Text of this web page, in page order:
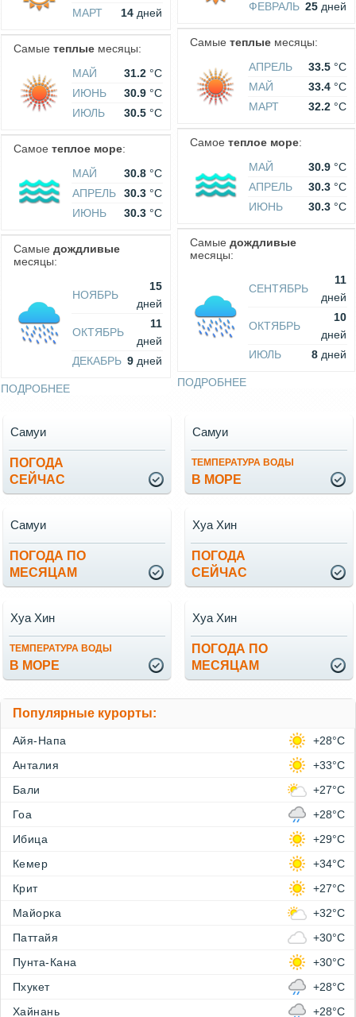
МАРТ 14 дней
Самые теплые месяцы:
МАЙ
31.2 °C
ИЮНЬ
30.9 °C
ИЮЛЬ
30.5 °C
Самое теплое море:
МАЙ
30.8 °C
АПРЕЛЬ
30.3 °C
ИЮНЬ
30.3 °C
Самые дождливые
месяцы:
НОЯБРЬ
15
дней
ОКТЯБРЬ
11
дней
ДЕКАБРЬ 9 дней
ПОДРОБНЕЕ
ФЕВРАЛЬ 25 дней
Самые теплые месяцы:
АПРЕЛЬ
33.5 °C
МАЙ
33.4 °C
МАРТ
32.2 °C
Самое теплое море:
МАЙ
30.9 °C
АПРЕЛЬ
30.3 °C
ИЮНЬ
30.3 °C
Самые дождливые
месяцы:
СЕНТЯБРЬ
11
дней
ОКТЯБРЬ
10
дней
ИЮЛЬ
8 дней
ПОДРОБНЕЕ
ПОГОДА
СЕЙЧАС
Самуи
ТЕМПЕРАТУРА ВОДЫ
В МОРЕ
Самуи
ПОГОДА ПО
МЕСЯЦАМ
Самуи
ПОГОДА
СЕЙЧАС
Хуа Хин
ТЕМПЕРАТУРА ВОДЫ
В МОРЕ
Хуа Хин
ПОГОДА ПО
МЕСЯЦАМ
Хуа Хин
Популярные курорты:
Айя-Напа
+28°C
Анталия
+33°C
Бали
+27°C
Гоа
+28°C
Ибица
+29°C
Кемер
+34°C
Крит
+27°C
Майорка
+32°C
Паттайя
+30°C
Пунта-Кана
+30°C
Пхукет
+28°C
Хайнань
+28°C